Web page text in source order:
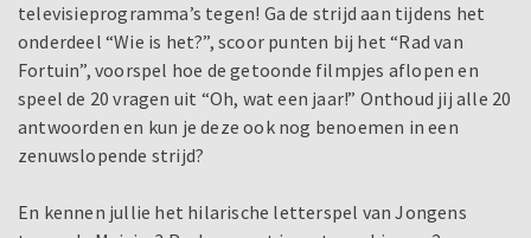
televisieprogramma’s tegen! Ga de strijd aan tijdens het
onderdeel “Wie is het?”, scoor punten bij het “Rad van
Fortuin”, voorspel hoe de getoonde filmpjes aflopen en
speel de 20 vragen uit “Oh, wat een jaar!” Onthoud jij alle 20
antwoorden en kun je deze ook nog benoemen in een
zenuwslopende strijd?
En kennen jullie het hilarische letterspel van Jongens